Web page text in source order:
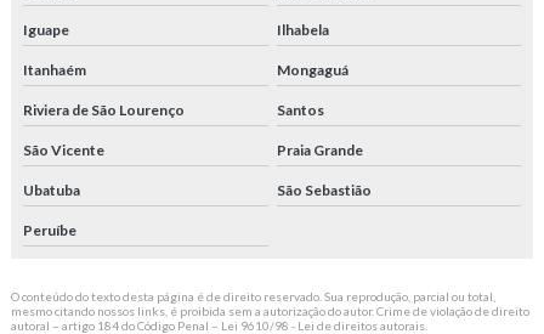
Iguape Ilhabela
Itanhaém Mongaguá
Riviera de São Lourenço Santos
São Vicente Praia Grande
Ubatuba São Sebastião
Peruíbe
O conteúdo do texto desta página é de direito reservado. Sua reprodução, parcial ou total,
mesmo citando nossos links, é proibida sem a autorização do autor. Crime de violação de direito
autoral – artigo 184 do Código Penal – Lei 9610/98 - Lei de direitos autorais